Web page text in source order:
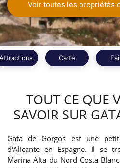
Voir toutes les propriétés
Attractions Carte
TOUT CE QUE
SAVOIR SUR
Gata de Gorgos est une
d'Alicante en Espagne. Il se
Marina Alta du Nord Costa